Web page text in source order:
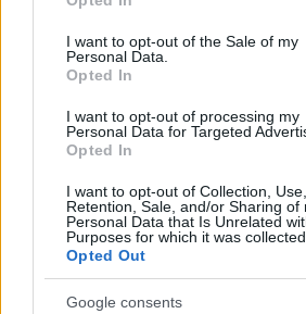
I want to opt-out of the Sale of my
Personal Data.
Opted In
I want to opt-out of processing my
Personal Data for Targeted
Opted In
I want to opt-out of Collection, Use,
Retention, Sale, and/or Sharing of
Personal Data that Is Unrelated
Purposes for which it was collected.
Opted Out
Google consents
La visitatrice avrebbe inoltre
alla responsabile del gruppo,
condividesse la protesta. Dalle
circolate online, la guida
rispondere direttamente,
anche alla necessità di
studenti avrebbero spiegato la
come una “protesta contro il
collegando quindi la